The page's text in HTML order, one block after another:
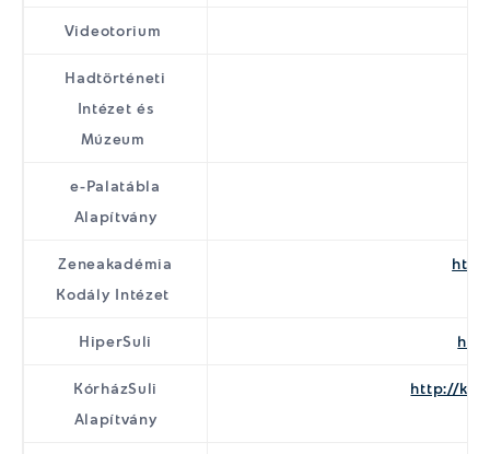
Videotorium
Hadtörténeti
Intézet és
Múzeum
e-Palatábla
Alapítvány
Zeneakadémia
Kodály Intézet
HiperSuli
KórházSuli
Alapítvány
http://